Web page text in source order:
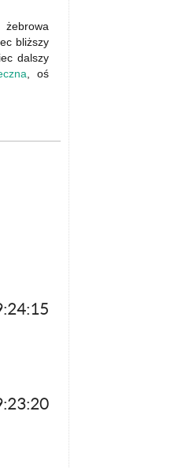
żebrowa
bliższy
dalszy
, oś